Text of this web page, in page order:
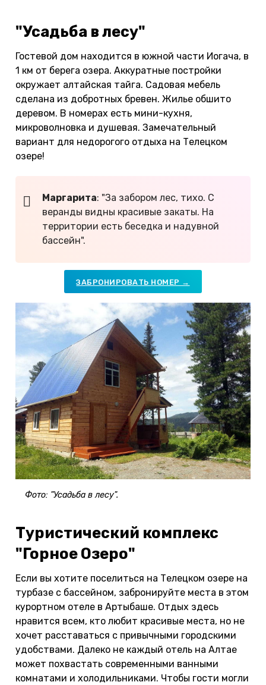
"Усадьба в лесу"
Гостевой дом находится в южной части Иогача, в
1 км от берега озера. Аккуратные постройки
окружает алтайская тайга. Садовая мебель
сделана из добротных бревен. Жилье обшито
деревом. В номерах есть мини-кухня,
микроволновка и душевая. Замечательный
вариант для недорогого отдыха на Телецком
озере!
Маргарита: "За забором лес, тихо. С
веранды видны красивые закаты. На
территории есть беседка и надувной
бассейн".
ЗАБРОНИРОВАТЬ НОМЕР →
Фото: "Усадьба в лесу".
Туристический комплекс
"Горное Озеро"
Если вы хотите поселиться на Телецком озере на
турбазе с бассейном, забронируйте места в этом
курортном отеле в Артыбаше. Отдых здесь
нравится всем, кто любит красивые места, но не
хочет расставаться с привычными городскими
удобствами. Далеко не каждый отель на Алтае
может похвастать современными ванными
комнатами и холодильниками. Чтобы гости могли